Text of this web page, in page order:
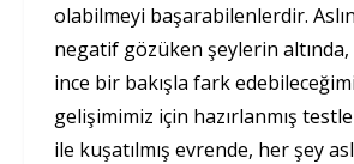
olabilmeyi başarabilenlerdir.
negatif gözüken şeylerin altında,
ince bir bakışla fark
gelişimimiz için hazırlanmış
ile kuşatılmış evrende, her şey